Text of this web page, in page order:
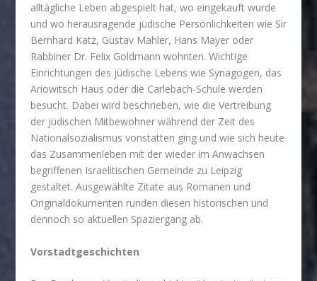
alltägliche Leben abgespielt hat, wo eingekauft wurde
und wo herausragende jüdische Persönlichkeiten wie Sir
Bernhard Katz, Gustav Mahler, Hans Mayer oder
Rabbiner Dr. Felix Goldmann wohnten. Wichtige
Einrichtungen des jüdische Lebens wie Synagogen, das
Ariowitsch Haus oder die Carlebach-Schule werden
besucht. Dabei wird beschrieben, wie die Vertreibung
der jüdischen Mitbewohner während der Zeit des
Nationalsozialismus vonstatten ging und wie sich heute
das Zusammenleben mit der wieder im Anwachsen
begriffenen Israelitischen Gemeinde zu Leipzig
gestaltet. Ausgewählte Zitate aus Romanen und
Originaldokumenten runden diesen historischen und
dennoch so aktuellen Spaziergang ab.
Vorstadtgeschichten